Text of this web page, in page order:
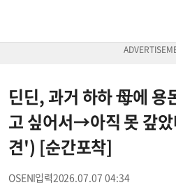
딘딘, 과거 하하 母에
고 싶어서→아직 못 갚
견') [순간포착]
OSEN 2026.07.07 04:34